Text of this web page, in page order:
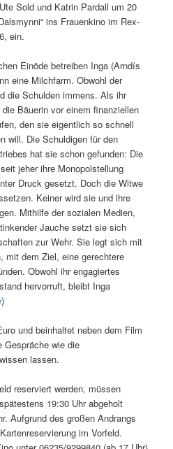
Sold und Katrin Pardall um 20
ins Frauenkino im Rex-
ein.
Einöde betreiben Inga (Arndís
eine Milchfarm. Obwohl der
die Schulden immens. Als ihr
Bäuerin vor einem finanziellen
den sie eigentlich so schnell
will. Die Schuldigen für den
hat sie schon gefunden: Die
jeher ihre Monopolstellung
Druck gesetzt. Doch die Witwe
Keiner wird sie und ihre
Mithilfe der sozialen Medien,
Jauche setzt sie sich
zur Wehr. Sie legt sich mit
mit dem Ziel, eine gerechtere
Obwohl ihr engagiertes
hervorruft, bleibt Inga
)
und beinhaltet neben dem Film
Gespräche wie die
lassen.
reserviert werden, müssen
19:30 Uhr abgeholt
Aufgrund des großen Andrangs
im Vorfeld.